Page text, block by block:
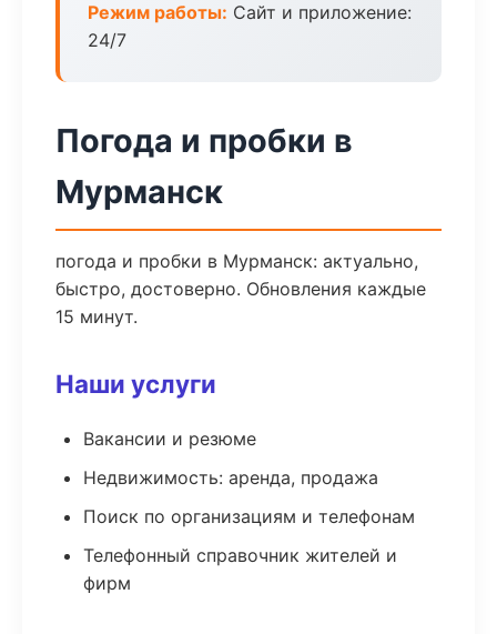
Режим работы: Сайт и приложение:
24/7
Погода и пробки в
Мурманск
погода и пробки в Мурманск: актуально,
быстро, достоверно. Обновления каждые
15 минут.
Наши услуги
Вакансии и резюме
Недвижимость: аренда, продажа
Поиск по организациям и телефонам
Телефонный справочник жителей и
фирм